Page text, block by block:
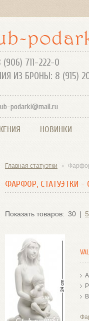
(906) 711-
ИЗ БРОНЫ: 8 (915)
podarki@mail.ru
НОВИНКИ
Главная статуэтки >
ФАРФОР, СТАТУЭТКИ -
Показать товаров: 30 |